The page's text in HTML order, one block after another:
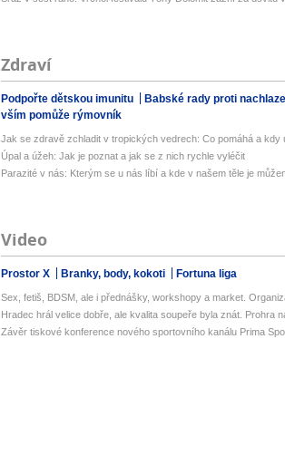
Zdraví
Podpořte dětskou imunitu
Babské rady proti
vším pomůže rýmovník
Jak se zdravě zchladit v tropických vedrech: Co pomáhá a kdy
Úpal a úžeh: Jak je poznat a jak se z nich rychle vyléčit
Parazité v nás: Kterým se u nás líbí a kde v našem těle je
Video
Prostor X Branky, body, kokoti Fortuna liga
Sex, fetiš, BDSM, ale i přednášky, workshopy a market.
Hradec hrál velice dobře, ale kvalita soupeře byla znát. Prohra
Závěr tiskové konference nového sportovního kanálu Prima